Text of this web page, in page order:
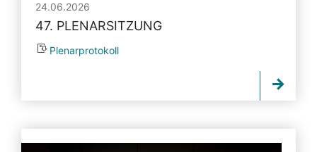
24.06.2026
47. PLENARSITZUNG
Plenarprotokoll